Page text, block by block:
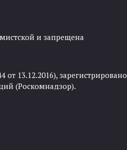
и запрещена
13.12.2016), зарегистрировано
(Роскомнадзор).